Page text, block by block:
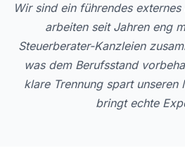
Wir sind ein führendes
arbeiten seit Jahren eng
Steuerberater-Kanzleien
was dem Berufsstand
klare Trennung spart unseren
bringt echte